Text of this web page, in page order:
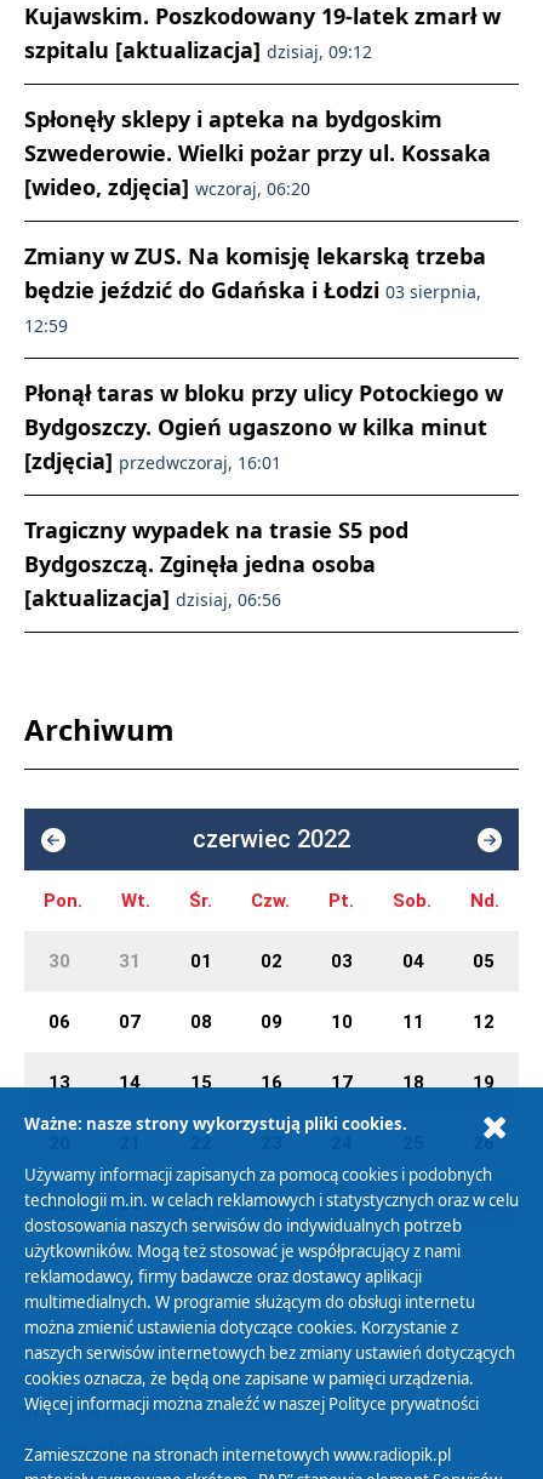
Kujawskim. Poszkodowany 19-latek zmarł w
szpitalu [aktualizacja] dzisiaj, 09:12
Spłonęły sklepy i apteka na bydgoskim
Szwederowie. Wielki pożar przy ul. Kossaka
[wideo, zdjęcia] wczoraj, 06:20
Zmiany w ZUS. Na komisję lekarską trzeba
będzie jeździć do Gdańska i Łodzi 03 sierpnia,
12:59
Płonął taras w bloku przy ulicy Potockiego w
Bydgoszczy. Ogień ugaszono w kilka minut
[zdjęcia] przedwczoraj, 16:01
Tragiczny wypadek na trasie S5 pod
Bydgoszczą. Zginęła jedna osoba
[aktualizacja] dzisiaj, 06:56
Archiwum
czerwiec 2022
Pon. Wt. Śr. Czw. Pt. Sob. Nd.
30 31 01 02 03 04 05
06 07 08 09 10 11 12
13 14 15 16 17 18 19
26
27 28 29 30 01 02 03
Polityka Prywatności
Zasady korzystania z Serwisu
Organizacje Pożytku Publicznego
Cyfryzacja DAB+
Ważne: nasze strony wykorzystują pliki cookies.
Używamy informacji zapisanych za pomocą cookies i podobnych
technologii m.in. w celach reklamowych i statystycznych oraz w celu
dostosowania naszych serwisów do indywidualnych potrzeb
użytkowników. Mogą też stosować je współpracujący z nami
reklamodawcy, firmy badawcze oraz dostawcy aplikacji
multimedialnych. W programie służącym do obsługi internetu
można zmienić ustawienia dotyczące cookies. Korzystanie z
naszych serwisów internetowych bez zmiany ustawień dotyczących
cookies oznacza, że będą one zapisane w pamięci urządzenia.
Więcej informacji można znaleźć w naszej Polityce prywatności
Zamieszczone na stronach internetowych www.radiopik.pl